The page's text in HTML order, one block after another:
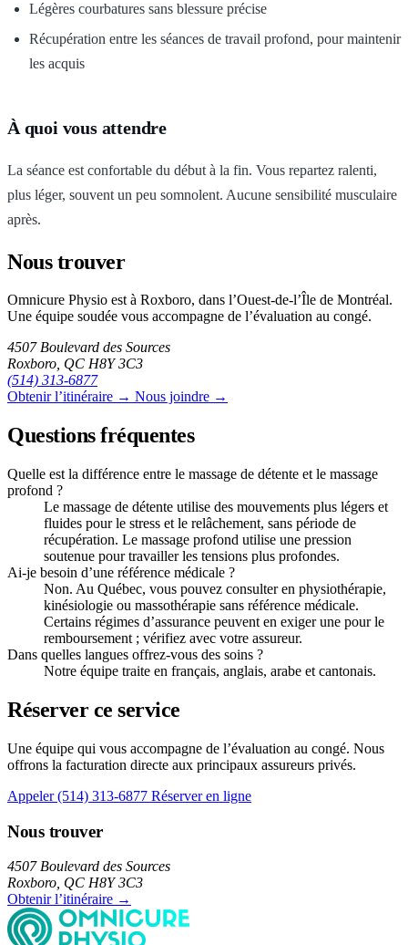
Légères courbatures sans blessure précise
Récupération entre les séances de travail profond, pour maintenir
les acquis
À quoi vous attendre
La séance est confortable du début à la fin. Vous repartez ralenti,
plus léger, souvent un peu somnolent. Aucune sensibilité musculaire
après.
Nous trouver
Omnicure Physio est à Roxboro, dans l’Ouest-de-l’Île de Montréal.
Une équipe soudée vous accompagne de l’évaluation au congé.
4507 Boulevard des Sources
Roxboro, QC H8Y 3C3
(514) 313-6877
Obtenir l’itinéraire → Nous joindre →
Questions fréquentes
Quelle est la différence entre le massage de détente et le massage
profond ?
Le massage de détente utilise des mouvements plus légers et
fluides pour le stress et le relâchement, sans période de
récupération. Le massage profond utilise une pression
soutenue pour travailler les tensions plus profondes.
Ai-je besoin d’une référence médicale ?
Non. Au Québec, vous pouvez consulter en physiothérapie,
kinésiologie ou massothérapie sans référence médicale.
Certains régimes d’assurance peuvent en exiger une pour le
remboursement ; vérifiez avec votre assureur.
Dans quelles langues offrez-vous des soins ?
Notre équipe traite en français, anglais, arabe et cantonais.
Réserver ce service
Une équipe qui vous accompagne de l’évaluation au congé. Nous
offrons la facturation directe aux principaux assureurs privés.
Appeler (514) 313-6877 Réserver en ligne
Nous trouver
4507 Boulevard des Sources
Roxboro, QC H8Y 3C3
Obtenir l’itinéraire →